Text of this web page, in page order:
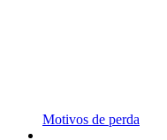
Motivos de perda